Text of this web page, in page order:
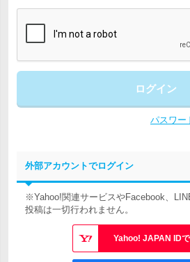
ログイン
パスワー
外部アカウントでログイン
※Yahoo!関連サービスやFacebook、
投稿は一切行われません。
Yahoo! JAPAN ID